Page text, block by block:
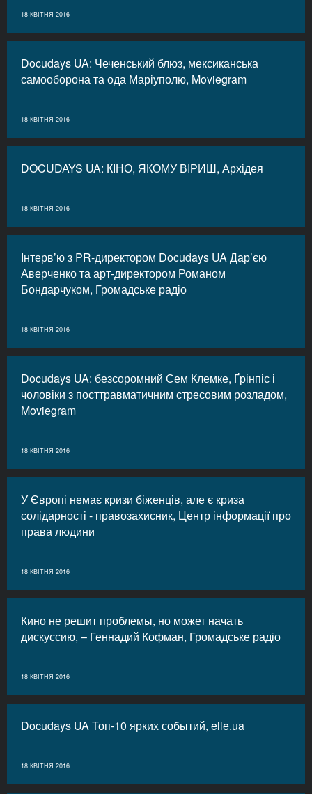
18 КВІТНЯ 2016
Docudays UA: Чеченський блюз, мексиканська
самооборона та ода Маріуполю, Moviegram
18 КВІТНЯ 2016
DOCUDAYS UA: КІНО, ЯКОМУ ВІРИШ, Архідея
18 КВІТНЯ 2016
Інтерв’ю з PR-директором Docudays UA Дар’єю
Аверченко та арт-директором Романом
Бондарчуком, Громадське радіо
18 КВІТНЯ 2016
Docudays UA: безсоромний Сем Клемке, Ґрінпіс і
чоловіки з посттравматичним стресовим розладом,
Moviegram
18 КВІТНЯ 2016
У Європі немає кризи біженців, але є криза
солідарності - правозахисник, Центр інформації про
права людини
18 КВІТНЯ 2016
Кино не решит проблемы, но может начать
дискуссию, – Геннадий Кофман, Громадське радіо
18 КВІТНЯ 2016
Docudays UA Топ-10 ярких событий, elle.ua
18 КВІТНЯ 2016